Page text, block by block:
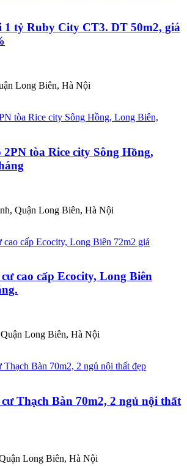
1 tỷ Ruby City CT3. DT 50m2, giá
Long Biên, Hà Nội
2PN tòa Rice city Sông Hồng,
Quận Long Biên, Hà Nội
cao cấp Ecocity, Long Biên
Long Biên, Hà Nội
Thạch Bàn 70m2, 2 ngủ nội thất
Long Biên, Hà Nội